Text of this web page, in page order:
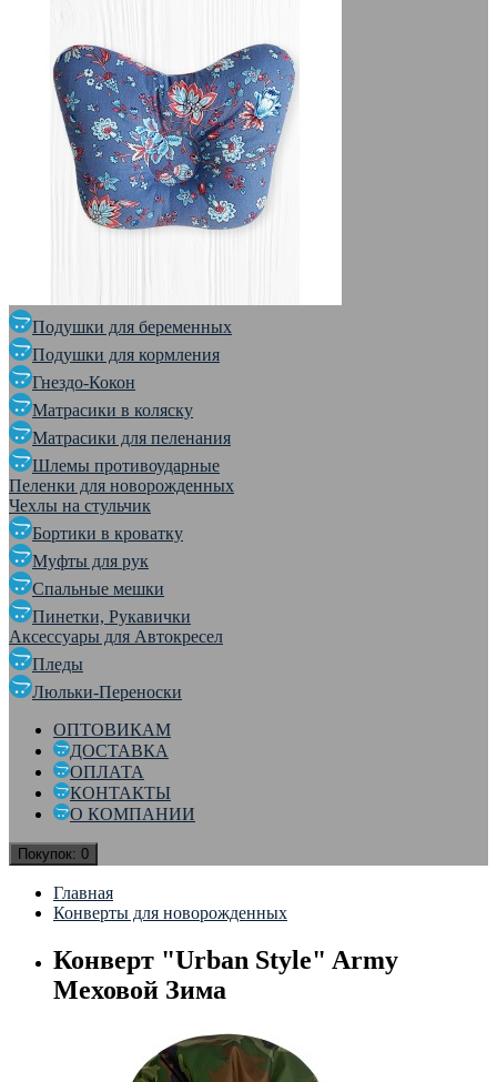
Подушки для беременных
Подушки для кормления
Гнездо-Кокон
Матрасики в коляску
Матрасики для пеленания
Шлемы противоударные
Пеленки для новорожденных
Чехлы на стульчик
Бортики в кроватку
Муфты для рук
Спальные мешки
Пинетки, Рукавички
Аксессуары для Автокресел
Пледы
Люльки-Переноски
ОПТОВИКАМ
ДОСТАВКА
ОПЛАТА
КОНТАКТЫ
О КОМПАНИИ
Покупок: 0
Главная
Конверты для новорожденных
Конверт "Urban Style" Army
Меховой Зима